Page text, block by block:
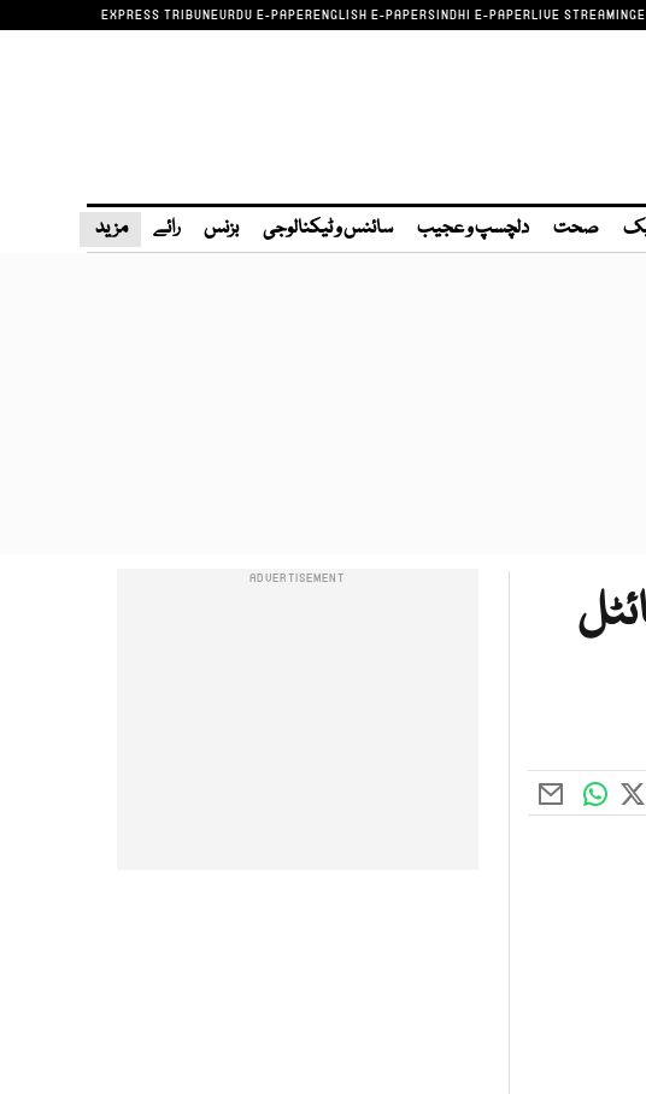
EXPRESS TRIBUNEURDU E-PAPERENGLISH E-PAPERSINDHI E-PAPERLIVE STREAMING
صحت دلچسپ و عجیب سائنس و ٹیکنالوجی بزنس رائے مزید